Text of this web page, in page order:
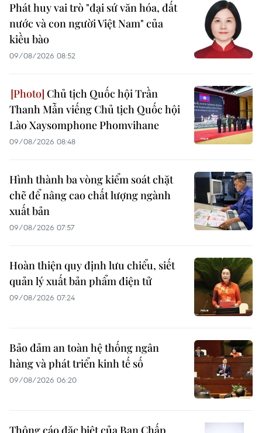
Phát huy vai trò "đại sứ văn hóa, đất
nước và con người Việt Nam" của
kiều bào
09/08/2026 08:52
Chủ tịch Quốc hội Trần
Thanh Mẫn viếng Chủ tịch Quốc hội
Lào Xaysomphone Phomvihane
09/08/2026 08:48
Hình thành ba vòng kiểm soát chặt
chẽ để nâng cao chất lượng ngành
xuất bản
09/08/2026 07:57
Hoàn thiện quy định lưu chiểu, siết
quản lý xuất bản phẩm điện tử
09/08/2026 07:24
Bảo đảm an toàn hệ thống ngân
hàng và phát triển kinh tế số
09/08/2026 06:20